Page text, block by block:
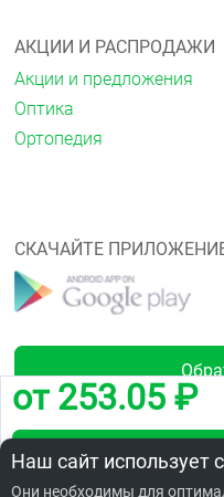
от 253.05 ₽
Забронировать по
АКЦИИ И РАСПРОДАЖИ
Акции и предложения
Оптика
Ортопедия
СКАЧАЙТЕ
Лицензии
Наш сайт использует
Они необходимы для